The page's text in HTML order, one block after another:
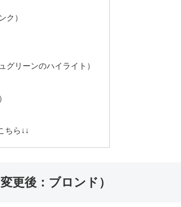
ク）
リーンのハイライト）
ちら↓↓
更後：ブロンド）